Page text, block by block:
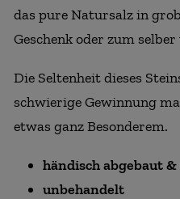
das pure Natursalz in
Geschenk oder zum
Die Seltenheit dieses
schwierige Gewinnung
etwas ganz Besonderem.
händisch abgebaut
unbehandelt